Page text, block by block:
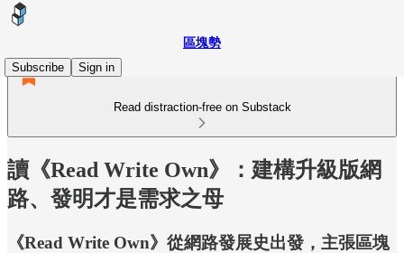
區塊勢
Subscribe
Sign in
Read distraction-free on Substack
讀《Read Write Own》：建構升級版網
路、發明才是需求之母
《Read Write Own》從網路發展史出發，主張區塊